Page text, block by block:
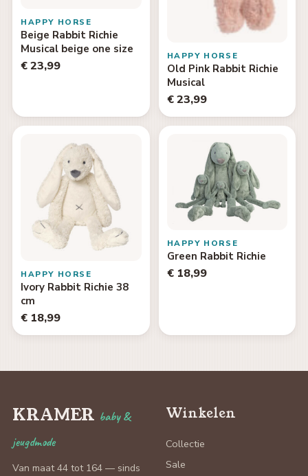
HAPPY HORSE
Beige Rabbit Richie
Musical beige one size
€ 23,99
HAPPY HORSE
Old Pink Rabbit Richie
Musical
€ 23,99
HAPPY HORSE
Ivory Rabbit Richie 38
cm
€ 18,99
HAPPY HORSE
Green Rabbit Richie
€ 18,99
KRAMER baby &
jeugdmode
Van maat 44 tot 164 — sinds
Winkelen
Collectie
Sale